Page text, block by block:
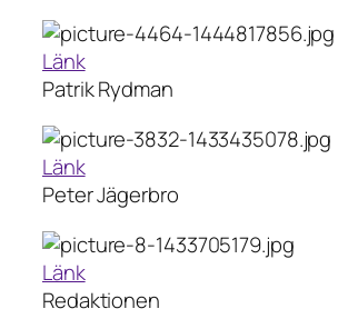
Länk
Patrik Rydman
Länk
Peter Jägerbro
Länk
Redaktionen